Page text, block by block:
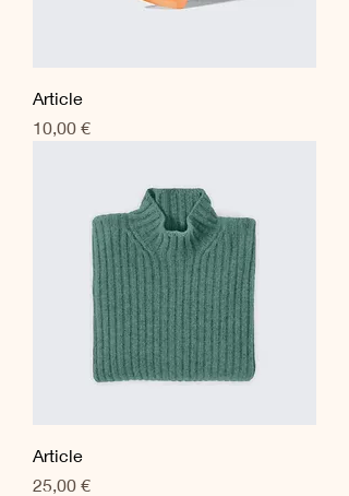
Article
Prix
10,00 €
Article
Prix
25,00 €